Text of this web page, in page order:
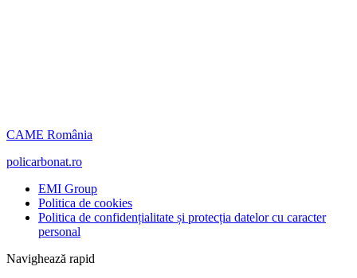
CAME România
policarbonat.ro
EMI Group
Politica de cookies
Politica de confidențialitate și protecția datelor cu caracter
personal
Navighează rapid